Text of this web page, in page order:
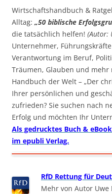
Wirtschaftshandbuch &
Alltag: „50 biblische
die tatsächlich helfen! (Autor:
Unternehmer,
Verantwortung im Beruf,
Träumen, Glauben und
Handbuch der Welt – „Der
Ihrer persönlichen und
zufrieden? Sie suchen nach
Erfolg und möchten Ihr
Als gedrucktes Buch &
im epubli Verlag.
RfD Rettung für
Mehr von Autor Uwe